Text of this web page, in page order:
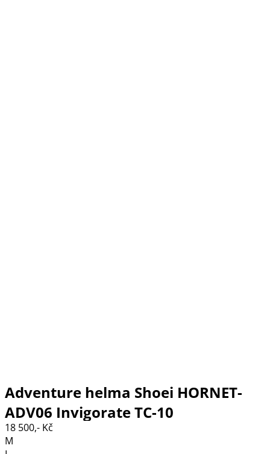
Adventure helma Shoei HORNET-
ADV06 Invigorate TC-10
18 500,- Kč
M